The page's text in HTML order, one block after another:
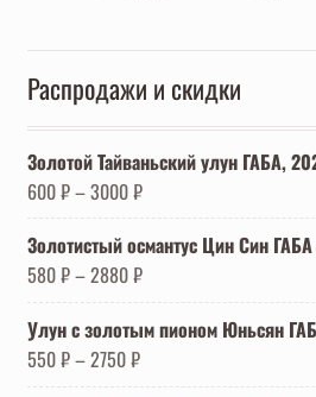
Распродажи и скидки
Золотой Тайваньский улун ГАБА,
600₽–3000₽
Золотистый османтус Цин Син
580₽–2880₽
Улун с золотым пионом Юньсян
550₽–2750₽